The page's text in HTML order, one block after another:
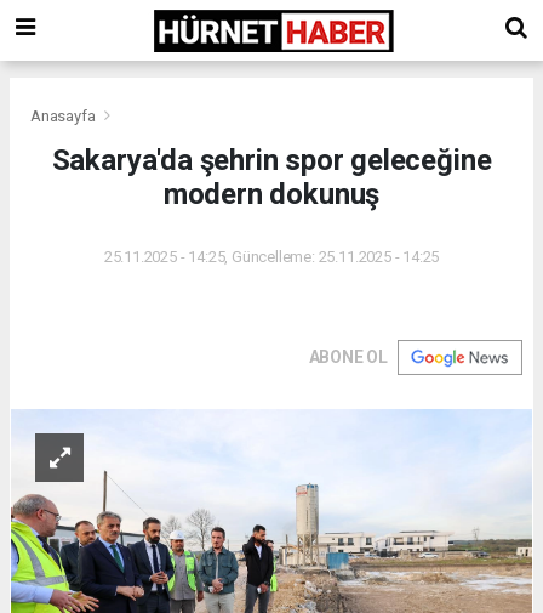
Anasayfa
Sakarya'da şehrin spor geleceğine
modern dokunuş
25.11.2025 - 14:25, Güncelleme: 25.11.2025 - 14:25
ABONE OL